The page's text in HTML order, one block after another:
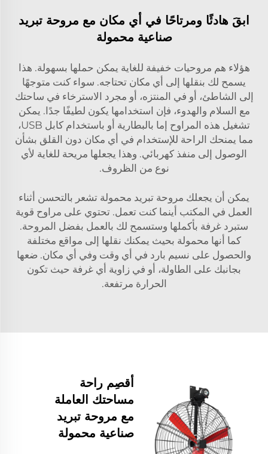
ابقَ هادئًا ومرتاحًا في أي مكان مع مروحة تبريد
صناعية محمولة
هؤلاء هم مروحيات خفيفة للغاية يمكن حملها بسهولة. هذا
يسمح لك بنقلها إلى أي مكان تحتاجه. سواء كنت متوجهًا
إلى الشاطئ، أو في المنتزه، أو مجرد الاسترخاء في ساحتك
مع السلام والهدوء، فإن استخدامها يكون لطيفًا جدًا. يمكن
تشغيل هذه المراوح إما بالبطارية أو باستخدام كابل USB،
مما يمنحك الراحة للإستخدام في أي مكان دون القلق بشأن
الوصول إلى منفذ كهربائي. وهذا يجعلها مريحة للغاية لأي
نوع من الظروف.
يمكن أن يجعلك مروحة تبريد محمولة تشعر بالتحسن أثناء
العمل في المكتب أينما كنت تعمل. تحتوي على مراوح قوية
ستبرد غرفة بأكملها وستسمح لك بالعمل بفضل المروحة.
كما أنها محمولة بحيث يمكنك نقلها إلى مواقع مختلفة
والحصول على نسيم بارد في أي وقت وفي أي مكان. ضعها
بجانبك على الطاولة، أو في زاوية أي غرفة حيث تكون
الحرارة مرتفعة.
أقصِم راحة
مساحتك العاملة
مع مروحة تبريد
صناعية محمولة